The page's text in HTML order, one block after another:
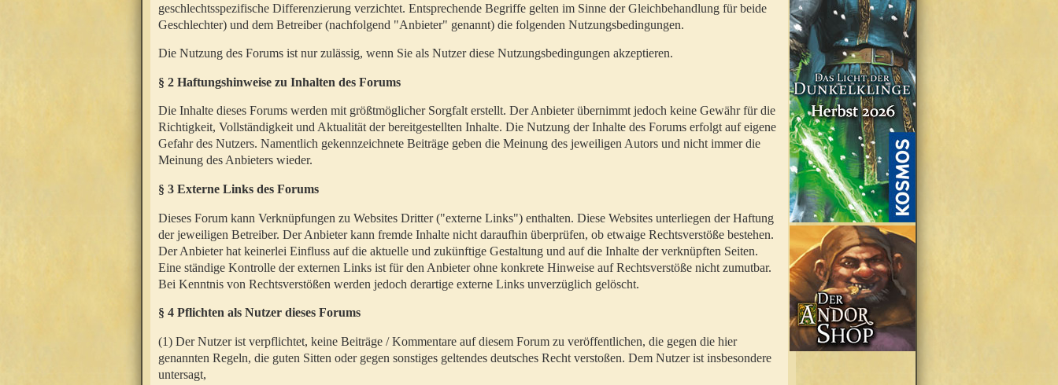
geschlechtsspezifische Differenzierung verzichtet. Entsprechende Begriffe gelten im Sinne der Gleichbehandlung für beide
Geschlechter) und dem Betreiber (nachfolgend "Anbieter" genannt) die folgenden Nutzungsbedingungen.
Die Nutzung des Forums ist nur zulässig, wenn Sie als Nutzer diese Nutzungsbedingungen akzeptieren.
§ 2 Haftungshinweise zu Inhalten des Forums
Die Inhalte dieses Forums werden mit größtmöglicher Sorgfalt erstellt. Der Anbieter übernimmt jedoch keine Gewähr für die
Richtigkeit, Vollständigkeit und Aktualität der bereitgestellten Inhalte. Die Nutzung der Inhalte des Forums erfolgt auf eigene
Gefahr des Nutzers. Namentlich gekennzeichnete Beiträge geben die Meinung des jeweiligen Autors und nicht immer die
Meinung des Anbieters wieder.
§ 3 Externe Links des Forums
Dieses Forum kann Verknüpfungen zu Websites Dritter ("externe Links") enthalten. Diese Websites unterliegen der Haftung
der jeweiligen Betreiber. Der Anbieter kann fremde Inhalte nicht daraufhin überprüfen, ob etwaige Rechtsverstöße bestehen.
Der Anbieter hat keinerlei Einfluss auf die aktuelle und zukünftige Gestaltung und auf die Inhalte der verknüpften Seiten.
Eine ständige Kontrolle der externen Links ist für den Anbieter ohne konkrete Hinweise auf Rechtsverstöße nicht zumutbar.
Bei Kenntnis von Rechtsverstößen werden jedoch derartige externe Links unverzüglich gelöscht.
§ 4 Pflichten als Nutzer dieses Forums
(1) Der Nutzer ist verpflichtet, keine Beiträge / Kommentare auf diesem Forum zu veröffentlichen, die gegen die hier
genannten Regeln, die guten Sitten oder gegen sonstiges geltendes deutsches Recht verstoßen. Dem Nutzer ist insbesondere
untersagt,